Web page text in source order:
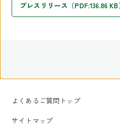
プレスリリース（PDF:136.86 KB
よくあるご質問トップ
サイトマップ